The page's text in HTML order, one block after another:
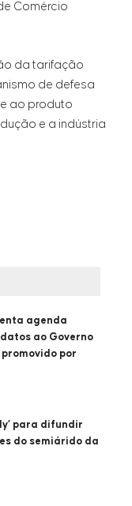
Comércio
da tarifação
de defesa
ao produto
e a indústria
agenda
ao Governo
por
para difundir
do semiárido da